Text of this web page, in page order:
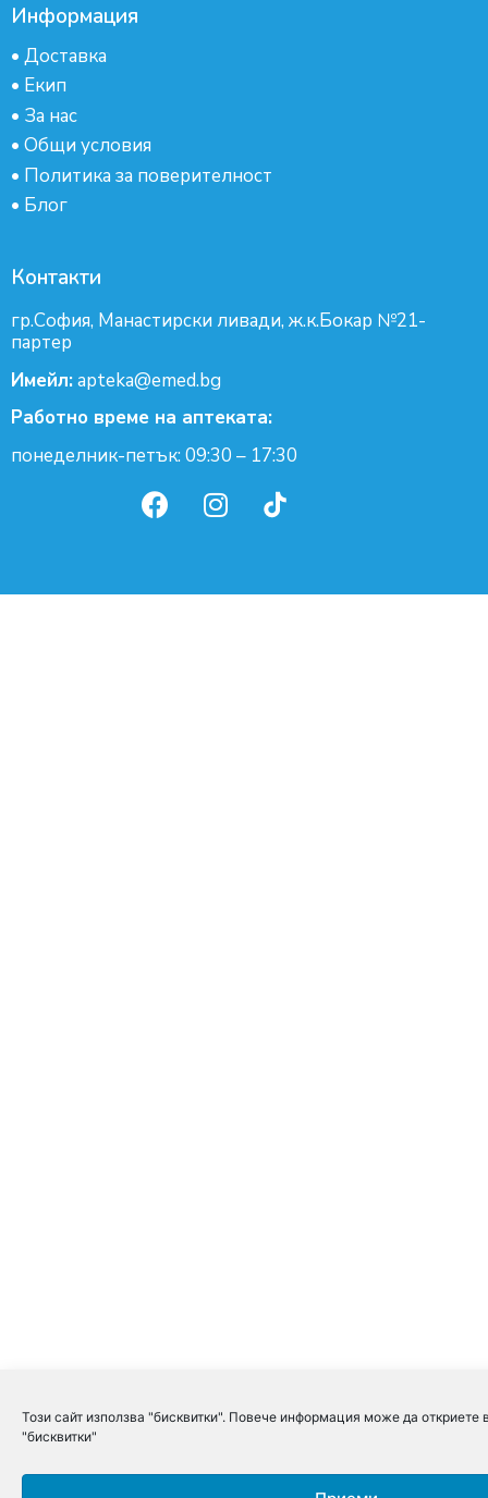
Този сайт използва "бисквитки". Повече информация може да откриете
"бисквитки"
Информация
• Доставка
• Екип
• За нас
• Общи условия
• Политика за поверителност
• Блог
Контакти
гр.София, Манастирски ливади, ж.к.Бокар №21-
партер
Имейл:apteka@emed.bg
Работно време на аптеката:
понеделник-петък: 09:30 – 17:30